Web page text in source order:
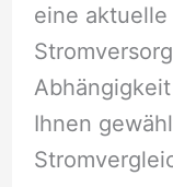
eine
Ihnen